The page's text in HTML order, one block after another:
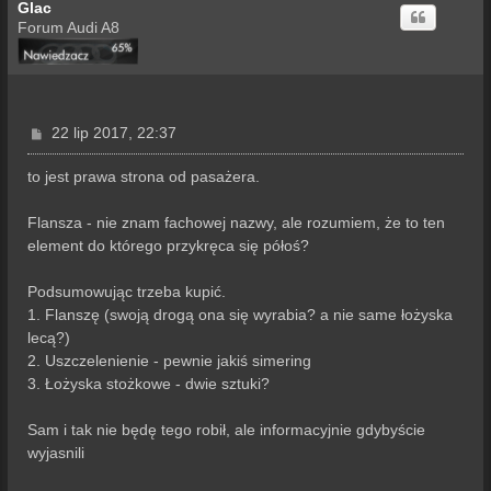
Glac
Forum Audi A8
P
o
s
t
22 lip 2017, 22:37
to jest prawa strona od pasażera.
Flansza - nie znam fachowej nazwy, ale rozumiem, że to ten
element do którego przykręca się półoś?
Podsumowując trzeba kupić.
1. Flanszę (swoją drogą ona się wyrabia? a nie same łożyska
lecą?)
2. Uszczelenienie - pewnie jakiś simering
3. Łożyska stożkowe - dwie sztuki?
Sam i tak nie będę tego robił, ale informacyjnie gdybyście
wyjasnili